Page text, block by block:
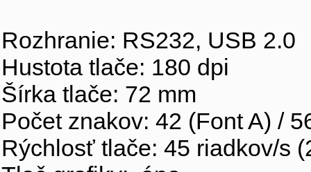
Rozhranie: RS232, USB 2.0
Hustota tlače: 180 dpi
Šírka tlače: 72 mm
Počet znakov: 42 (Font A) /
Rýchlosť tlače: 45 riadkov/s